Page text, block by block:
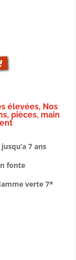
élevées, Nos
pièces, main
7 ans
fonte
verte 7*